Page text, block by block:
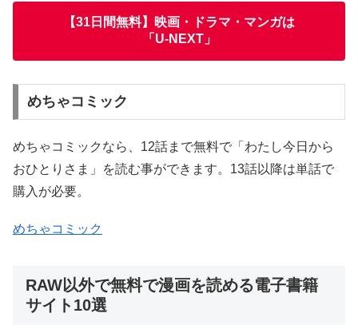
【31日間無料】映画・ドラマ・マンガは
「U-NEXT」
めちゃコミック
めちゃコミックなら、12話まで無料で「わたし今日から
おひとりさま」を読む事ができます。13話以降は単話で
購入が必要。
めちゃコミック
RAW以外で無料で漫画を読める電子書籍
サイト10選